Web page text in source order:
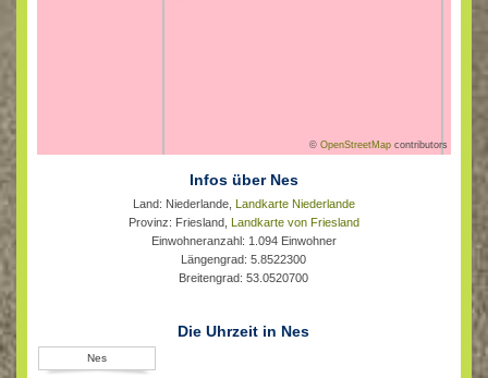
©OpenStreetMap contributors
Infos über Nes
Land: Niederlande, Landkarte Niederlande
Provinz: Friesland, Landkarte von Friesland
Einwohneranzahl: 1.094 Einwohner
Längengrad: 5.8522300
Breitengrad: 53.0520700
Die Uhrzeit in Nes
Nes